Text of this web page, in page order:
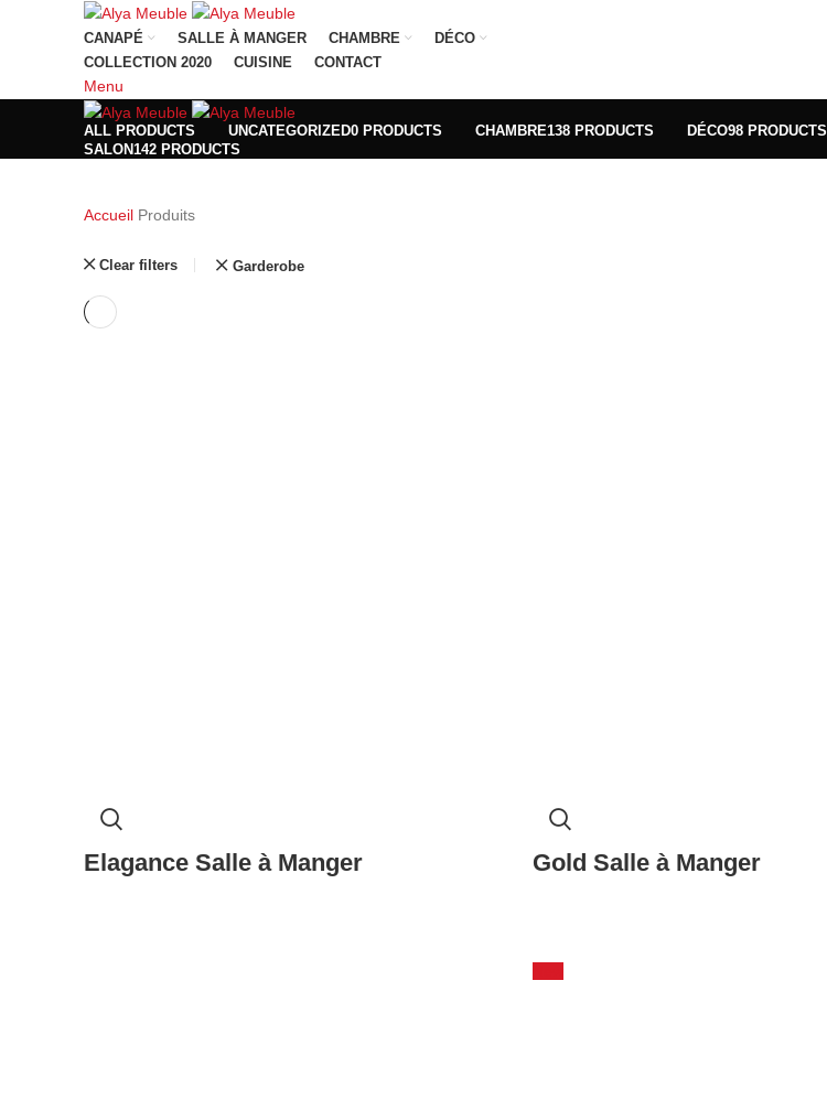
CANAPÉ SALLE À MANGER CHAMBRE
DÉCO
COLLECTION 2020
CUISINE CONTACT
Menu
ALL PRODUCTS UNCATEGORIZED0 PRODUCTS CHAMBRE138 PRODUCTS DÉCO98 PRODUCTS
SALON142 PRODUCTS
Accueil Produits
Clear filters Garderobe
Elagance Salle à Manger Gold Salle à Manger